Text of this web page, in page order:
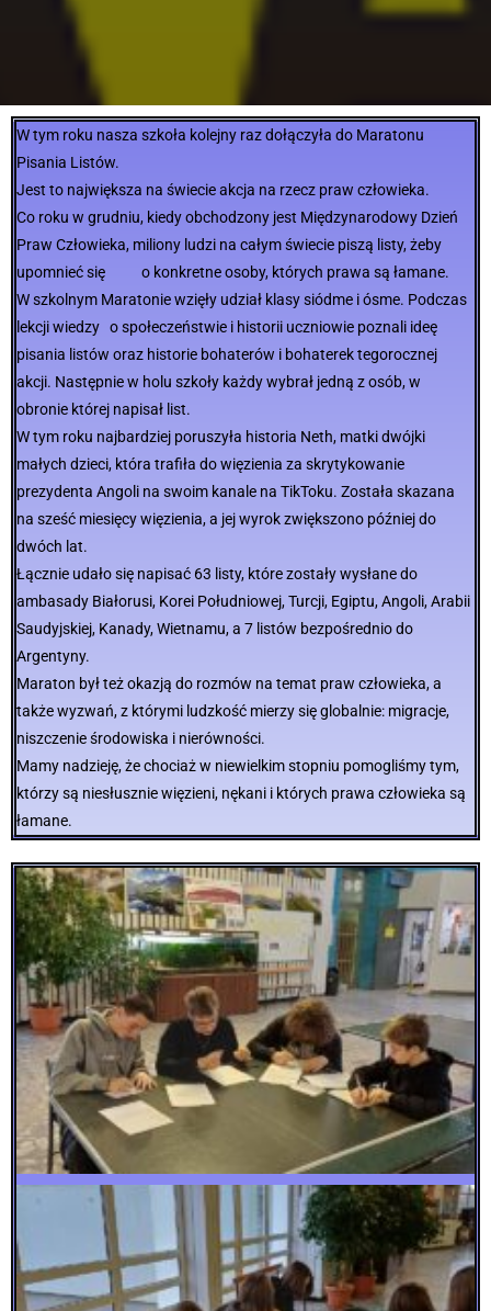
W tym roku nasza szkoła kolejny raz dołączyła do Maratonu
Pisania Listów.
Jest to największa na świecie akcja na rzecz praw człowieka.
Co roku w grudniu, kiedy obchodzony jest Międzynarodowy Dzień
Praw Człowieka, miliony ludzi na całym świecie piszą listy, żeby
upomnieć się o konkretne osoby, których prawa są łamane.
W szkolnym Maratonie wzięły udział klasy siódme i ósme. Podczas
lekcji wiedzy o społeczeństwie i historii uczniowie poznali ideę
pisania listów oraz historie bohaterów i bohaterek tegorocznej
akcji. Następnie w holu szkoły każdy wybrał jedną z osób, w
obronie której napisał list.
W tym roku najbardziej poruszyła historia Neth, matki dwójki
małych dzieci, która trafiła do więzienia za skrytykowanie
prezydenta Angoli na swoim kanale na TikToku. Została skazana
na sześć miesięcy więzienia, a jej wyrok zwiększono później do
dwóch lat.
Łącznie udało się napisać 63 listy, które zostały wysłane do
ambasady Białorusi, Korei Południowej, Turcji, Egiptu, Angoli, Arabii
Saudyjskiej, Kanady, Wietnamu, a 7 listów bezpośrednio do
Argentyny.
Maraton był też okazją do rozmów na temat praw człowieka, a
także wyzwań, z którymi ludzkość mierzy się globalnie: migracje,
niszczenie środowiska i nierówności.
Mamy nadzieję, że chociaż w niewielkim stopniu pomogliśmy tym,
którzy są niesłusznie więzieni, nękani i których prawa człowieka są
łamane.